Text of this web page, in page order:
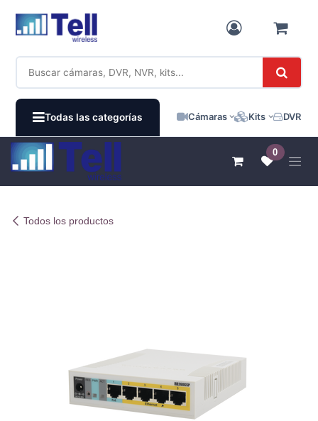
Todas las categorías Cámaras Kits DVR /
0
Todos los productos